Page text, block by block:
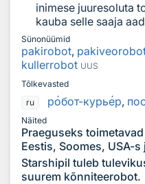
inimese juuresoluta
kauba selle saaja
Sünonüümid
pakirobot,
kullerrobot UUS
Tõlkevasted
ru
робот-курьер, пос
Näited
Praeguseks
Eestis, Soomes, USA-s
Starshipil tuleb
suurem kõnniteerobot.